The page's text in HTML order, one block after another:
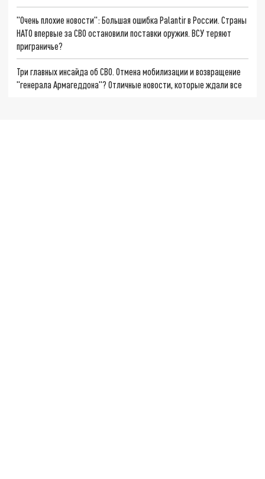
"Очень плохие новости": Большая ошибка Palantir в России. Страны
НАТО впервые за СВО остановили поставки оружия. ВСУ теряют
приграничье?
Три главных инсайда об СВО. Отмена мобилизации и возвращение
"генерала Армагеддона"? Отличные новости, которые ждали все